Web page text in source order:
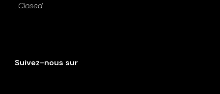
. Closed
Suivez-nous sur